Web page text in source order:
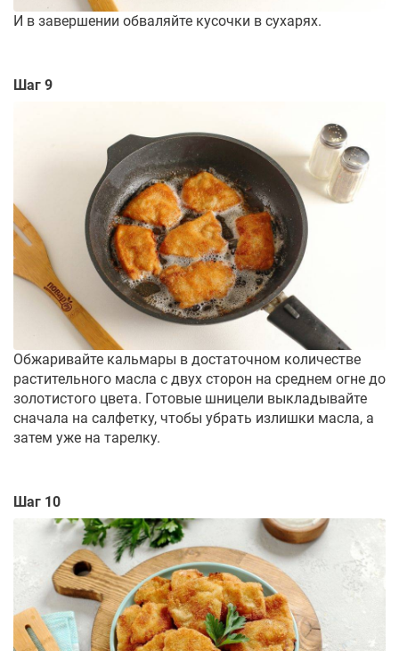
И в завершении обваляйте кусочки в сухарях.
Шаг 9
Обжаривайте кальмары в достаточном количестве
растительного масла с двух сторон на среднем огне до
золотистого цвета. Готовые шницели выкладывайте
сначала на салфетку, чтобы убрать излишки масла, а
затем уже на тарелку.
Шаг 10